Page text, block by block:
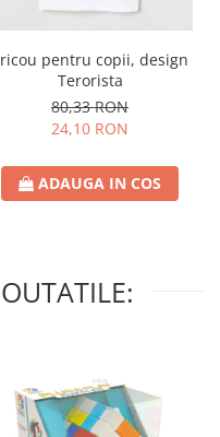
pentru copii, design
Terorista
80,33 RON
24,10 RON
ADAUGA IN COS